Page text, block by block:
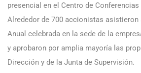
presencial en el Centro de Conferencias
Alrededor de 700 accionistas asistieron
Anual celebrada en la sede de la
y aprobaron por amplia mayoría las
Dirección y de la Junta de Supervisión.